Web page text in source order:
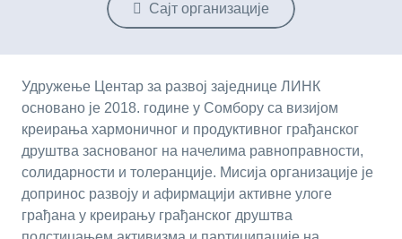
Сајт организације
Удружење Центар за развој заједнице ЛИНК
основано је 2018. године у Сомбору са визијом
креирања хармоничног и продуктивног грађанског
друштва заснованог на начелима равноправности,
солидарности и толеранције. Мисија организације је
допринос развоју и афирмацији активне улоге
грађана у креирању грађанског друштва